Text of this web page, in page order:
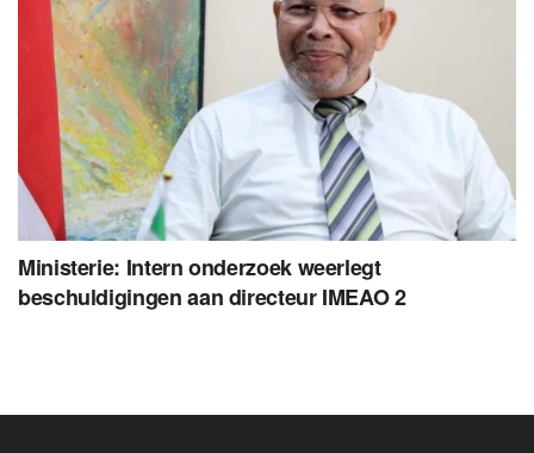
Ministerie: Intern onderzoek weerlegt
beschuldigingen aan directeur IMEAO 2